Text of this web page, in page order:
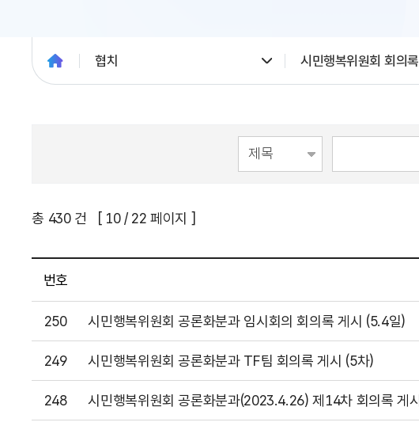
협치 시민행복위원회 회의록
총 430건 [ 10/ 22 페이지 ]
번호
250 시민행복위원회 공론화분과 임시회의 회의록 게시 (5.4일)
249 시민행복위원회 공론화분과 TF팀 회의록 게시 (5차)
248 시민행복위원회 공론화분과(2023.4.26) 제14차 회의록 게시